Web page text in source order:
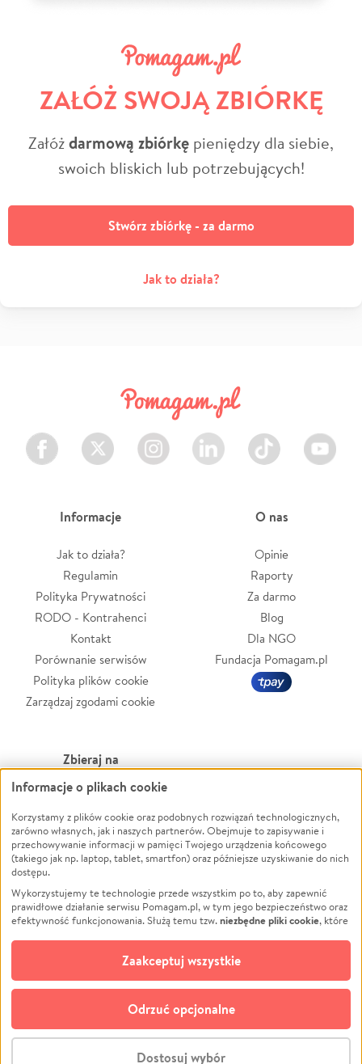
ZAŁÓŻ SWOJĄ ZBIÓRKĘ
Załóżdarmową zbiórkę pieniędzy dla siebie,
swoich bliskich lub potrzebujących!
Stwórz zbiórkę - za darmo
Jak to działa?
Facebook Twitter Instagram LinkedIn TikTok Youtube
Informacje
Jak to działa?
Regulamin
Polityka Prywatności
RODO - Kontrahenci
Kontakt
Porównanie serwisów
Polityka plików cookie
Zarządzaj zgodami cookie
O nas
Opinie
Raporty
Za darmo
Blog
Dla NGO
Fundacja Pomagam.pl
Zbieraj na
Leczenie
Zwierzęta
Pożar
Ukraina
Pomoc Finansowa
Projekty
Pogrzeb
Społeczność lokalna
Kultura
Powódź
Wichura
NGO
Edukacja
Podróż
Impreza
Ochrona środowiska
Biznes
© CROWDING SP. Z O.O.
Informacje o plikach cookie
Korzystamy z plików cookie oraz podobnych rozwiązań technologicznych,
zarówno własnych, jak i naszych partnerów. Obejmuje to zapisywanie i
przechowywanie informacji w pamięci Twojego urządzenia końcowego
(takiego jak np. laptop, tablet, smartfon) oraz późniejsze uzyskiwanie do nich
dostępu.
Wykorzystujemy te technologie przede wszystkim po to, aby zapewnić
prawidłowe działanie serwisu Pomagam.pl, w tym jego bezpieczeństwo oraz
efektywność funkcjonowania. Służą temu tzw.niezbędne pliki cookie, które
opcjonalnych plików cookie
technologii do celów analitycznych i retargetingowych. Możesz wyrazić
zgodę na ich stosowanie lub jej odmówić. W dowolnym momencie masz
możliwość zmiany swoich preferencji na stronie „Zarządzaj zgodami cookie”,
do której link znajdziesz w stopce serwisu Pomagam.pl. Opcjonalne pliki
cookie wykorzystywane są w następujących celach:
działanie serwisu Pomagam.pl. Dzięki nim możemy zrozumieć, jak
Dostosuj wybór
Odrzuć opcjonalne
Zaakceptuj wszystkie